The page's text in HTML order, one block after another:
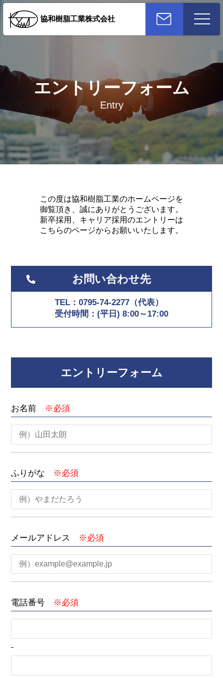
協和樹脂工業株式会社
toggle
エントリーフォーム
Entry
この度は協和樹脂工業のホームページを
御覧頂き、誠にありがとうございます。
新卒採用、キャリア採用のエントリーは
こちらのページからお願いいたします。
お問い合わせ先
TEL：0795-74-2277（代表）
受付時間：(平日) 8:00～17:00
エントリーフォーム
お名前 ※必須
ふりがな ※必須
メールアドレス ※必須
電話番号 ※必須
-